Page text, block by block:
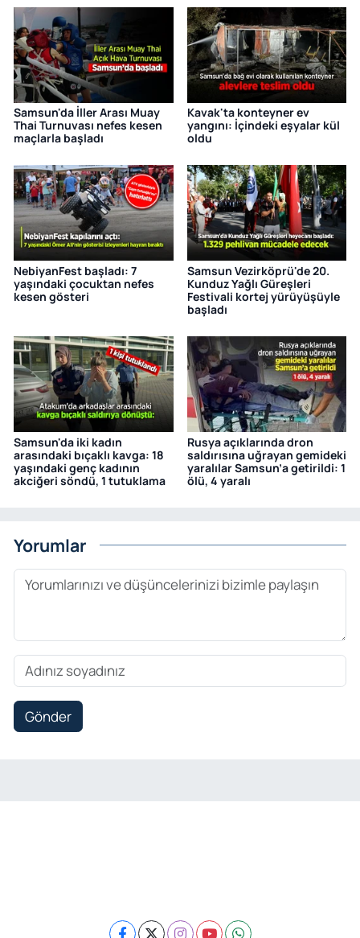
Samsun'da İller Arası Muay
Thai Turnuvası nefes kesen
maçlarla başladı
Kavak'ta konteyner ev
yangını: İçindeki eşyalar kül
oldu
NebiyanFest başladı: 7
yaşındaki çocuktan nefes
kesen gösteri
Samsun Vezirköprü'de 20.
Kunduz Yağlı Güreşleri
Festivali kortej yürüyüşüyle
başladı
Samsun'da iki kadın
arasındaki bıçaklı kavga: 18
yaşındaki genç kadının
akciğeri söndü, 1 tutuklama
Rusya açıklarında dron
saldırısına uğrayan gemideki
yaralılar Samsun’a getirildi: 1
ölü, 4 yaralı
Yorumlar
Gönder